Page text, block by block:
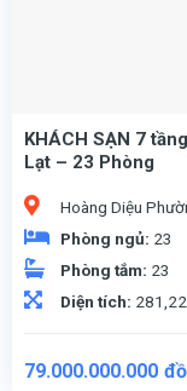
KHÁCH SẠN 7
Lạt – 23 Phòng
Hoàng Diệu
Phòng ngủ: 23
Phòng tắm: 23
Diện tích:
Giá
79.000.000.000